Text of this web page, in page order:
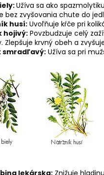
Užíva sa ako
bez zvyšovania chute do
husí: Uvoľňuje kŕče pri
hojivý:Povzbudzuje celý
Zlepšuje krvný obeh a
smradľavý: Užíva sa pri
lekárska: Znižuje